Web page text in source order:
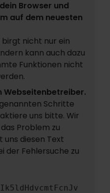
Browser und
auf dem neuesten
nicht nur ein
kann auch dazu
Funktionen nicht
Webseitenbetreiber.
Schritte
uns bitte. Wir
Problem zu
uns diesen Text
der Fehlersuche zu